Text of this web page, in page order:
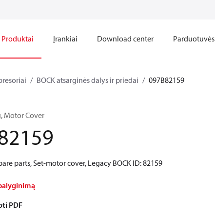
Produktai Įrankiai Download center Parduotuvės
BOCK atsarginės dalys ir priedai 097B82159
Motor Cover
parts, Set-motor cover, Legacy BOCK ID: 82159
PDF